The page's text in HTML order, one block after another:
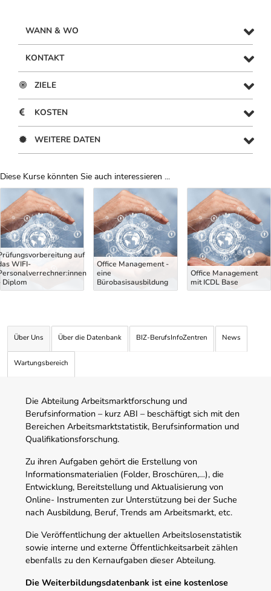
WANN & WO
KONTAKT
ZIELE
KOSTEN
WEITERE DATEN
Diese Kurse könnten Sie auch interessieren ...
Uber Weiterbildungsvorschläge
auf
WIFI-
Diplom
Office Management -
eine
Bürobasisausbildung
Office Management
mit ICDL Base
Über Uns Über die Datenbank BIZ-BerufsInfoZentren News
Wartungsbereich
Die Abteilung Arbeitsmarktforschung und
Berufsinformation – kurz ABI – beschäftigt sich mit den
Bereichen Arbeitsmarktstatistik, Berufsinformation und
Qualifikationsforschung.
Zu ihren Aufgaben gehört die Erstellung von
Informationsmaterialien (Folder, Broschüren,…), die
Entwicklung, Bereitstellung und Aktualisierung von
Online- Instrumenten zur Unterstützung bei der Suche
nach Ausbildung, Beruf, Trends am Arbeitsmarkt, etc.
Die Veröffentlichung der aktuellen Arbeitslosenstatistik
sowie interne und externe Öffentlichkeitsarbeit zählen
ebenfalls zu den Kernaufgaben dieser Abteilung.
Die Weiterbildungsdatenbank ist eine kostenlose